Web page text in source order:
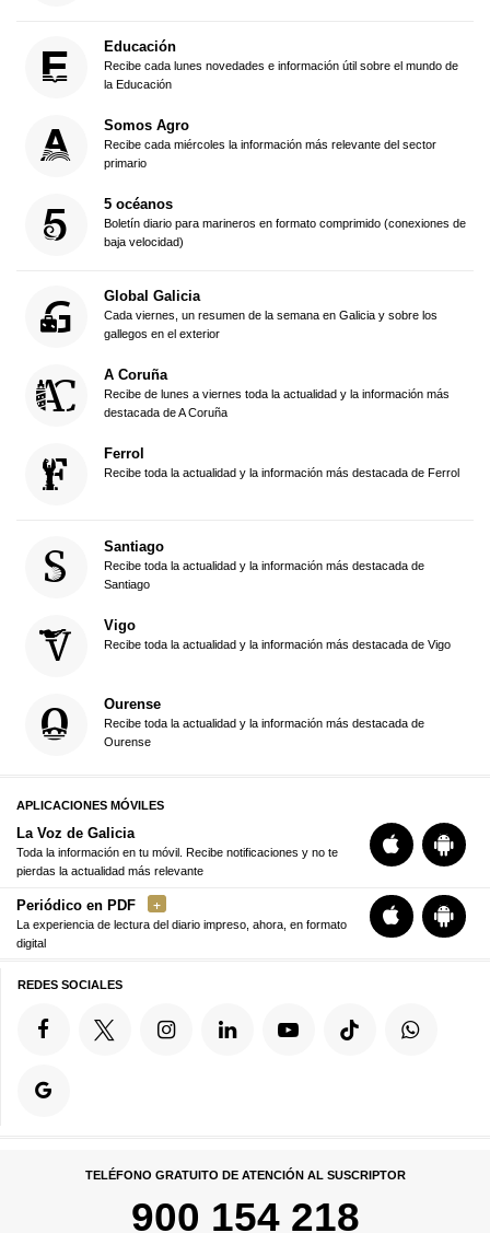
Educación
Recibe cada lunes novedades e información útil sobre el mundo de
la Educación
Somos Agro
Recibe cada miércoles la información más relevante del sector
primario
5 océanos
Boletín diario para marineros en formato comprimido (conexiones de
baja velocidad)
Global Galicia
Cada viernes, un resumen de la semana en Galicia y sobre los
gallegos en el exterior
A Coruña
Recibe de lunes a viernes toda la actualidad y la información más
destacada de A Coruña
Ferrol
Recibe toda la actualidad y la información más destacada de Ferrol
Santiago
Recibe toda la actualidad y la información más destacada de
Santiago
Vigo
Recibe toda la actualidad y la información más destacada de Vigo
Ourense
Recibe toda la actualidad y la información más destacada de
Ourense
APLICACIONES MÓVILES
La Voz de Galicia
Toda la información en tu móvil. Recibe notificaciones y no te
pierdas la actualidad más relevante
Periódico en PDF
La experiencia de lectura del diario impreso, ahora, en formato
digital
REDES SOCIALES
TELÉFONO GRATUITO DE ATENCIÓN AL SUSCRIPTOR
900 154 218